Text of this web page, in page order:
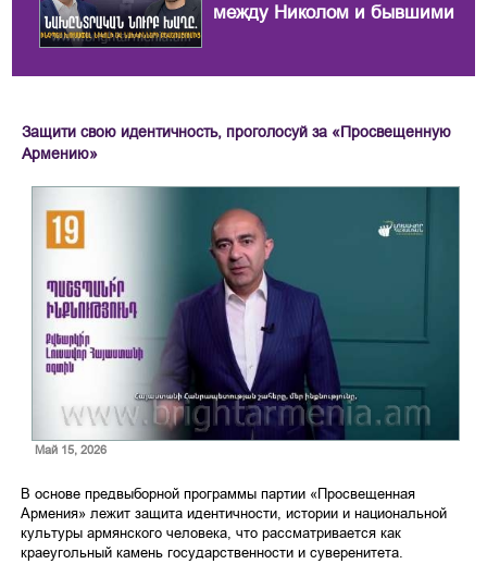
между Николом и бывшими
Защити свою идентичность, проголосуй за «Просвещенную
Армению»
Май 15, 2026
В основе предвыборной программы партии «Просвещенная
Армения» лежит защита идентичности, истории и национальной
культуры армянского человека, что рассматривается как
краеугольный камень государственности и суверенитета.